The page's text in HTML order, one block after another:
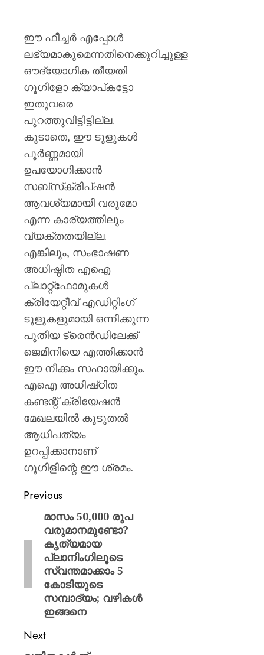
ഈ ഫീച്ചർ എപ്പോൾ
ലഭ്യമാകുമെന്നതിനെക്കുറിച്ചുള്ള
ഔദ്യോഗിക തീയതി
ഗൂഗിളോ ക്യാപ്‌കട്ടോ
ഇതുവരെ
പുറത്തുവിട്ടിട്ടില്ല.
കൂടാതെ, ഈ ടൂളുകൾ
പൂർണ്ണമായി
ഉപയോഗിക്കാൻ
സബ്‌സ്‌ക്രിപ്ഷൻ
ആവശ്യമായി വരുമോ
എന്ന കാര്യത്തിലും
വ്യക്തതയില്ല.
എങ്കിലും, സംഭാഷണ
അധിഷ്ഠിത എഐ
പ്ലാറ്റ്‌ഫോമുകൾ
ക്രിയേറ്റീവ് എഡിറ്റിംഗ്
ടൂളുകളുമായി ഒന്നിക്കുന്ന
പുതിയ ട്രെൻഡിലേക്ക്
ജെമിനിയെ എത്തിക്കാൻ
ഈ നീക്കം സഹായിക്കും.
എഐ അധിഷ്‌ഠിത
കണ്ടന്റ് ക്രിയേഷൻ
മേഖലയിൽ കൂടുതൽ
ആധിപത്യം
ഉറപ്പിക്കാനാണ്
ഗൂഗിളിന്റെ ഈ ശ്രമം.
Previous
മാസം 50,000 രൂപ
വരുമാനമുണ്ടോ?
കൃത്യമായ
പ്ലാനിംഗിലൂടെ
സ്വന്തമാക്കാം 5
കോടിയുടെ
സമ്പാദ്യം; വഴികൾ
ഇങ്ങനെ
Next